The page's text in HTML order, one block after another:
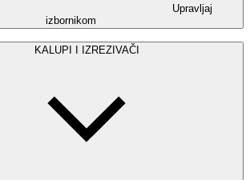
Upravljaj
izbornikom
KALUPI I IZREZIVAČI